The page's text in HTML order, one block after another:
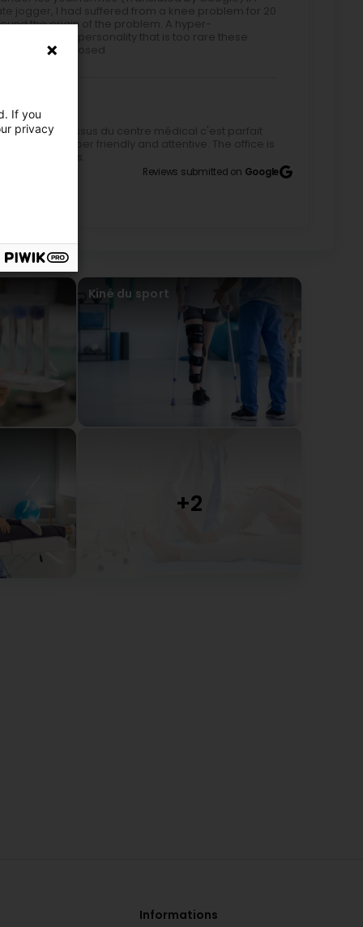
jogger, I had suffered from a knee problem for 20
the origin of the problem. A hyper-
further. A personality that is too rare these
your eyes closed
trouve au-dessus du centre médical c'est parfait
staff is super friendly and attentive. The office is
Reviews submitted on Google
Kiné du sport
Informations
If you
privacy